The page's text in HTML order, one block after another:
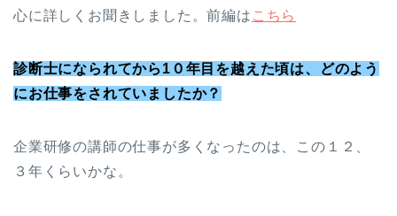
心に詳しくお聞きしました。前編は こちら
診断士になられてから1０年目を越えた頃は、どのよう
にお仕事をされていましたか？
企業研修の講師の仕事が多くなったのは、この１２、
３年くらいかな。